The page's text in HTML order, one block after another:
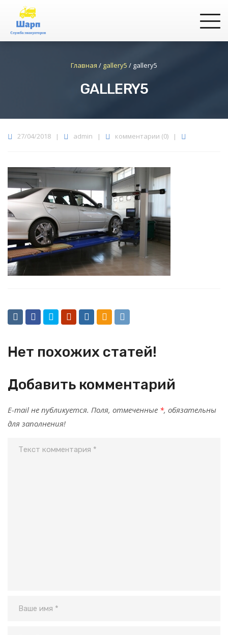
Главная / gallery5 / gallery5
GALLERY5
27/04/2018 | admin | комментарии (0) |
Нет похожих статей!
Добавить комментарий
E-mail не публикуется. Поля, отмеченные *, обязательны
для заполнения!